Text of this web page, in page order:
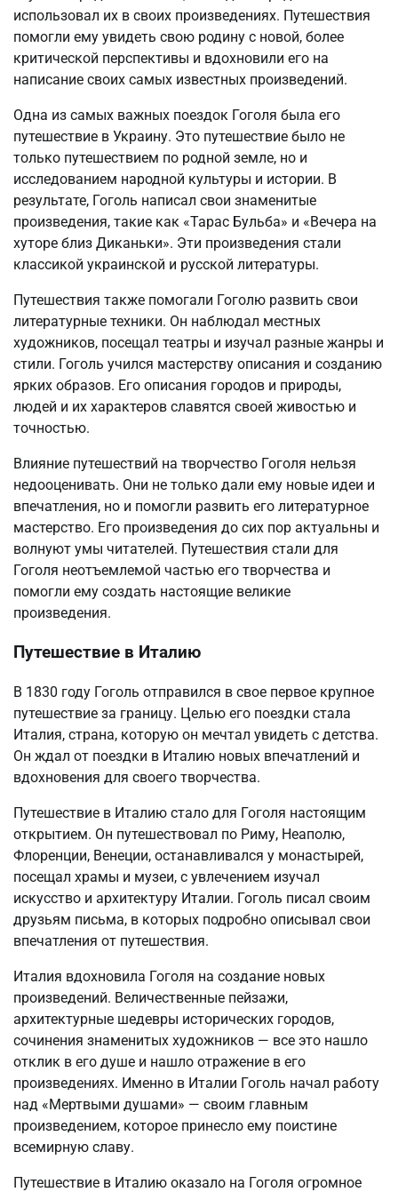
использовал их в своих произведениях. Путешествия
помогли ему увидеть свою родину с новой, более
критической перспективы и вдохновили его на
написание своих самых известных произведений.
Одна из самых важных поездок Гоголя была его
путешествие в Украину. Это путешествие было не
только путешествием по родной земле, но и
исследованием народной культуры и истории. В
результате, Гоголь написал свои знаменитые
произведения, такие как «Тарас Бульба» и «Вечера на
хуторе близ Диканьки». Эти произведения стали
классикой украинской и русской литературы.
Путешествия также помогали Гоголю развить свои
литературные техники. Он наблюдал местных
художников, посещал театры и изучал разные жанры и
стили. Гоголь учился мастерству описания и созданию
ярких образов. Его описания городов и природы,
людей и их характеров славятся своей живостью и
точностью.
Влияние путешествий на творчество Гоголя нельзя
недооценивать. Они не только дали ему новые идеи и
впечатления, но и помогли развить его литературное
мастерство. Его произведения до сих пор актуальны и
волнуют умы читателей. Путешествия стали для
Гоголя неотъемлемой частью его творчества и
помогли ему создать настоящие великие
произведения.
Путешествие в Италию
В 1830 году Гоголь отправился в свое первое крупное
путешествие за границу. Целью его поездки стала
Италия, страна, которую он мечтал увидеть с детства.
Он ждал от поездки в Италию новых впечатлений и
вдохновения для своего творчества.
Путешествие в Италию стало для Гоголя настоящим
открытием. Он путешествовал по Риму, Неаполю,
Флоренции, Венеции, останавливался у монастырей,
посещал храмы и музеи, с увлечением изучал
искусство и архитектуру Италии. Гоголь писал своим
друзьям письма, в которых подробно описывал свои
впечатления от путешествия.
Италия вдохновила Гоголя на создание новых
произведений. Величественные пейзажи,
архитектурные шедевры исторических городов,
сочинения знаменитых художников — все это нашло
отклик в его душе и нашло отражение в его
произведениях. Именно в Италии Гоголь начал работу
над «Мертвыми душами» — своим главным
произведением, которое принесло ему поистине
всемирную славу.
Путешествие в Италию оказало на Гоголя огромное